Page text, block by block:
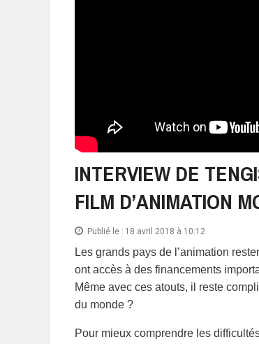
INTERVIEW DE
FILM D’ANIMATION
Publié le : 18 avril 2018 à 10:12
Les grands pays de l’animation
ont accès à des financements
Même avec ces atouts, il reste
du monde ?
Pour mieux comprendre les